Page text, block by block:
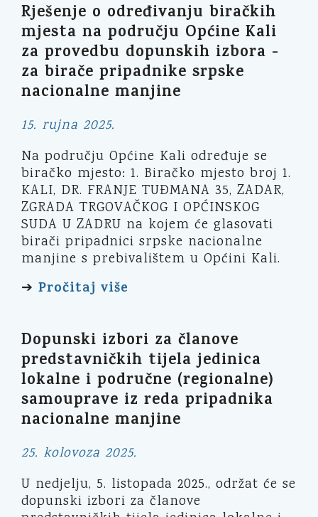
Rješenje o određivanju biračkih
mjesta na području Općine Kali
za provedbu dopunskih izbora -
za birače pripadnike srpske
nacionalne manjine
15. rujna 2025.
Na području Općine Kali određuje se
biračko mjesto: 1. Biračko mjesto broj 1.
KALI, DR. FRANJE TUĐMANA 35, ZADAR,
ZGRADA TRGOVAČKOG I OPĆINSKOG
SUDA U ZADRU na kojem će glasovati
birači pripadnici srpske nacionalne
manjine s prebivalištem u Općini Kali.
➔ Pročitaj više
Dopunski izbori za članove
predstavničkih tijela jedinica
lokalne i područne (regionalne)
samouprave iz reda pripadnika
nacionalne manjine
25. kolovoza 2025.
U nedjelju, 5. listopada 2025., održat će se
dopunski izbori za članove